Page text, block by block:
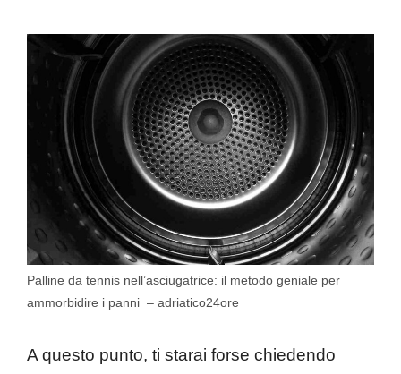
Palline da tennis nell’asciugatrice: il metodo geniale per
ammorbidire i panni – adriatico24ore
A questo punto, ti starai forse chiedendo